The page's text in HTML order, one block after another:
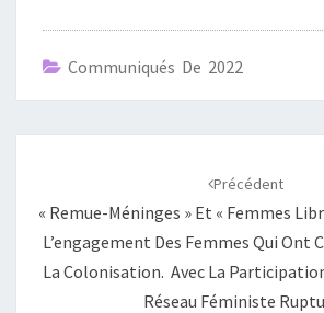
Communiqués De 2022
Précédent
« Remue-Méninges » Et « Femmes
L’engagement Des Femmes Qui Ont
La Colonisation. Avec La
Réseau Féministe